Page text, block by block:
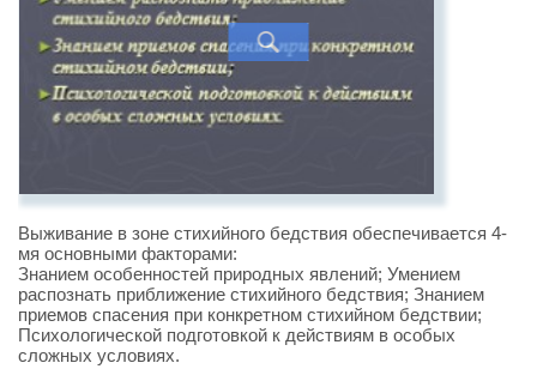
Выживание в зоне стихийного бедствия обеспечивается 4-
мя основными факторами:
Знанием особенностей природных явлений; Умением
распознать приближение стихийного бедствия; Знанием
приемов спасения при конкретном стихийном бедствии;
Психологической подготовкой к действиям в особых
сложных условиях.